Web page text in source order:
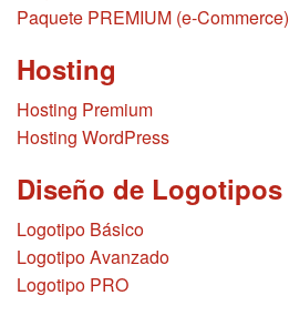
Paquete PREMIUM (e-Commerce)
Hosting
Hosting Premium
Hosting WordPress
Diseño de Logotipos
Logotipo Básico
Logotipo Avanzado
Logotipo PRO